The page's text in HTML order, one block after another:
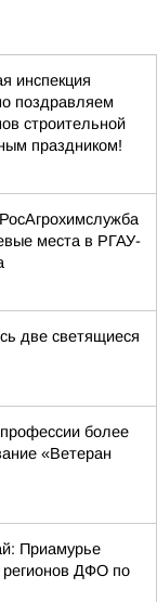
инспекция
поздравляем
строительной
праздником!
места в РГАУ-
две светящиеся
более
«Ветеран
Приамурье
регионов ДФО по